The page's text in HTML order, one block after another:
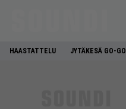
HAASTATTELU JYTÄKESÄ GO-GO